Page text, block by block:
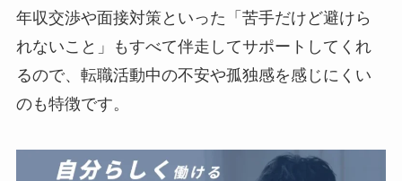
年収交渉や面接対策といった「苦手だけど避けら
れないこと」もすべて伴走してサポートしてくれ
るので、転職活動中の不安や孤独感を感じにくい
のも特徴です。